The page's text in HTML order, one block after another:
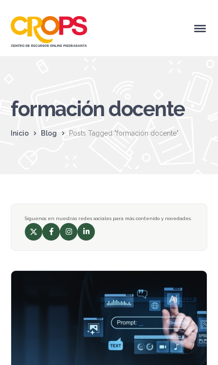
formación docente
Inicio Blog Posts Tagged "formación docente"
Síguenos en nuestras redes sociales para más contenido y novedades.
X
Facebook
InstagramLinkedIn